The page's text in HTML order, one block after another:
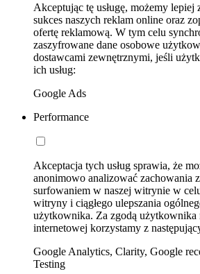
Akceptując tę usługę, możemy lepiej
sukces naszych reklam online oraz
ofertę reklamową. W tym celu
zaszyfrowane dane osobowe
dostawcami zewnętrznymi, jeśli
ich usług:
Google Ads
Performance
Akceptacja tych usług sprawia, że
anonimowo analizować zachowania
surfowaniem w naszej witrynie w
witryny i ciągłego ulepszania
użytkownika. Za zgodą użytkownika
internetowej korzystamy z
Google Analytics, Clarity, Google
Testing